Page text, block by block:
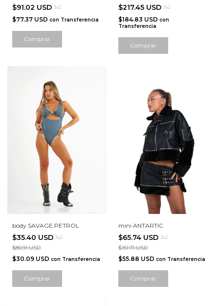
$91.02 USD 3x2
$77.37 USD con Transferencia
Comprar
$217.45 USD 3x2
$184.83 USD con
Transferencia
Comprar
body SAVAGE PETROL
$35.40 USD 3x2
$80.91 USD
$30.09 USD con Transferencia
Comprar
mini ANTARTIC
$65.74 USD 3x2
$151.71 USD
$55.88 USD con Transferencia
Comprar